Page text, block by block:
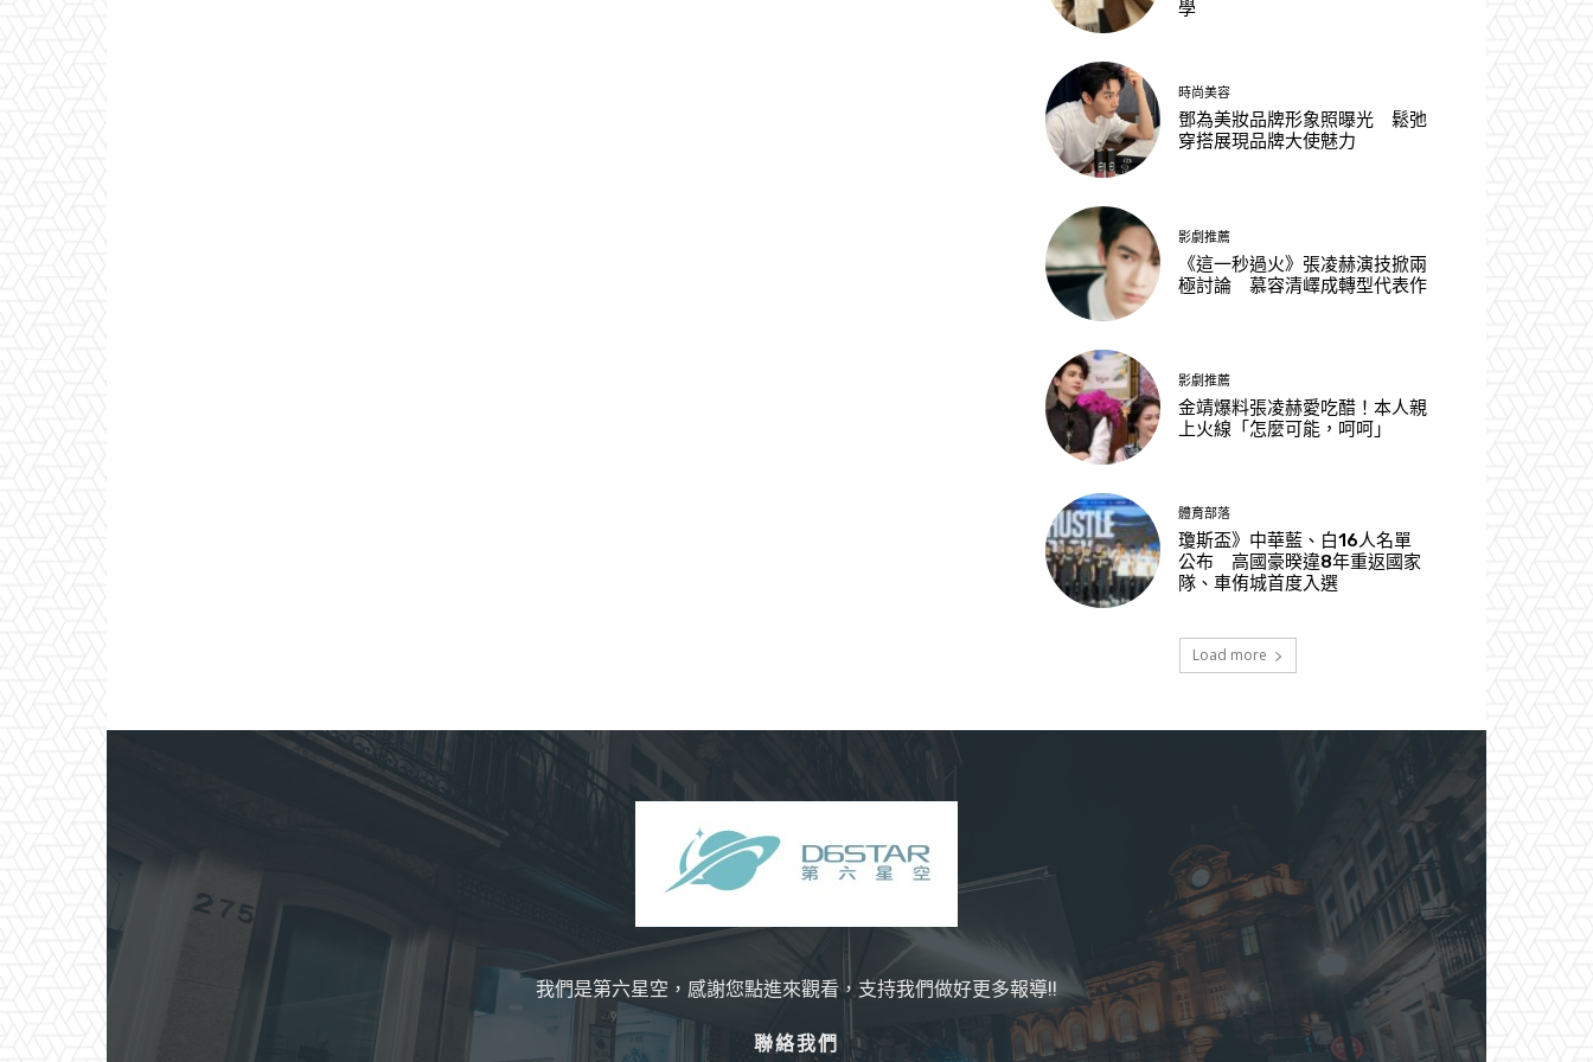
學
時尚美容
鄧為美妝品牌形象照曝光 鬆弛
穿搭展現品牌大使魅力
影劇推薦
《這一秒過火》張凌赫演技掀兩
極討論 慕容清嶧成轉型代表作
影劇推薦
金靖爆料張凌赫愛吃醋！本人親
上火線「怎麼可能，呵呵」
體育部落
瓊斯盃》中華藍、白16人名單
公布 高國豪暌違8年重返國家
隊、車侑城首度入選
Load more
我們是第六星空，感謝您點進來觀看，支持我們做好更多報導!!
聯絡我們